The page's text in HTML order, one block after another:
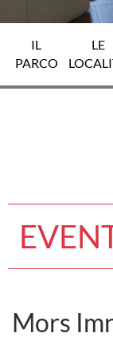
IL
PARCO
LE
Mors